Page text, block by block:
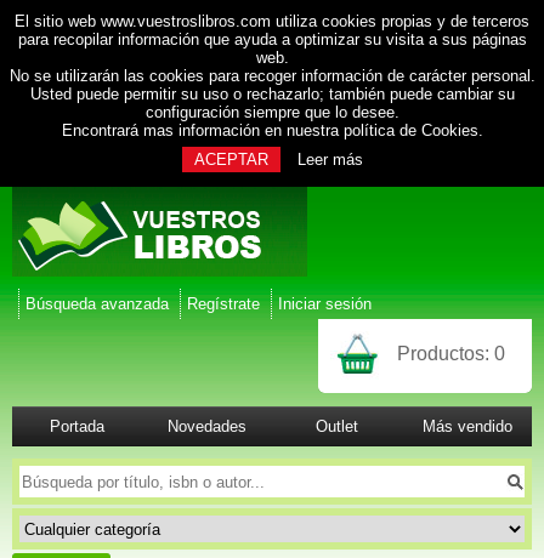
El sitio web www.vuestroslibros.com utiliza cookies propias y de terceros
para recopilar información que ayuda a optimizar su visita a sus páginas
web.
No se utilizarán las cookies para recoger información de carácter personal.
Usted puede permitir su uso o rechazarlo; también puede cambiar su
configuración siempre que lo desee.
Encontrará mas información en nuestra política de Cookies.
ACEPTAR
Leer más
Búsqueda avanzada Regístrate Iniciar sesión
Productos: 0
Portada Novedades Outlet Más vendido